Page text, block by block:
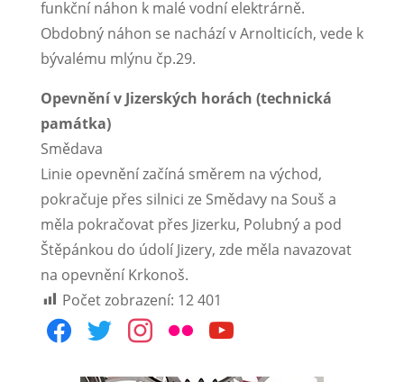
funkční náhon k malé vodní elektrárně.
Obdobný náhon se nachází v Arnolticích, vede k
bývalému mlýnu čp.29.
Opevnění v Jizerských horách (technická
památka)
Smědava
Linie opevnění začíná směrem na východ,
pokračuje přes silnici ze Smědavy na Souš a
měla pokračovat přes Jizerku, Polubný a pod
Štěpánkou do údolí Jizery, zde měla navazovat
na opevnění Krkonoš.
Počet zobrazení: 12 401
facebooktwitterinstagram
flickr youtube